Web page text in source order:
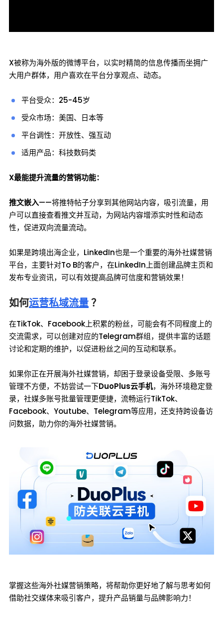
X被称为海外版的微博平台，以实时精简的信息传播而坐拥广
大用户群体，用户喜欢在平台分享观点、动态。
平台受众：25-45岁
受众市场：美国、日本等
平台调性：开放性、强互动
适用产品：科技数码类
X最能提升流量的营销功能：
推文嵌入——将推特帖子分享到其他网站内容，吸引流量，用
户可以直接查看推文并互动，为网站内容增添实时性和动态
性，促进双向流量流动。
如果是跨境出海企业，LinkedIn也是一个重要的海外社媒营销
平台，主要针对To B的客户，在LinkedIn上面创建品牌主页和
发布专业资讯，可以有效提高品牌可信度和营销效果！
如何运营私域流量？
在TikTok、Facebook上积累的粉丝，可能会有不同程度上的
交流需求，可以创建对应的Telegram群组，提供丰富的话题
讨论和定期的维护，以促进粉丝之间的互动和联系。
如果你正在开展海外社媒营销，却困于登录设备受限、多账号
管理不方便，不妨尝试一下DuoPlus云手机，海外环境稳定登
录，社媒多账号批量管理更便捷，流畅运行TikTok、
Facebook、Youtube、Telegram等应用，还支持跨设备访
问数据，助力你的海外社媒营销。
掌握这些海外社媒营销策略，将帮助你更好地了解与思考如何
借助社交媒体来吸引客户，提升产品销量与品牌影响力！